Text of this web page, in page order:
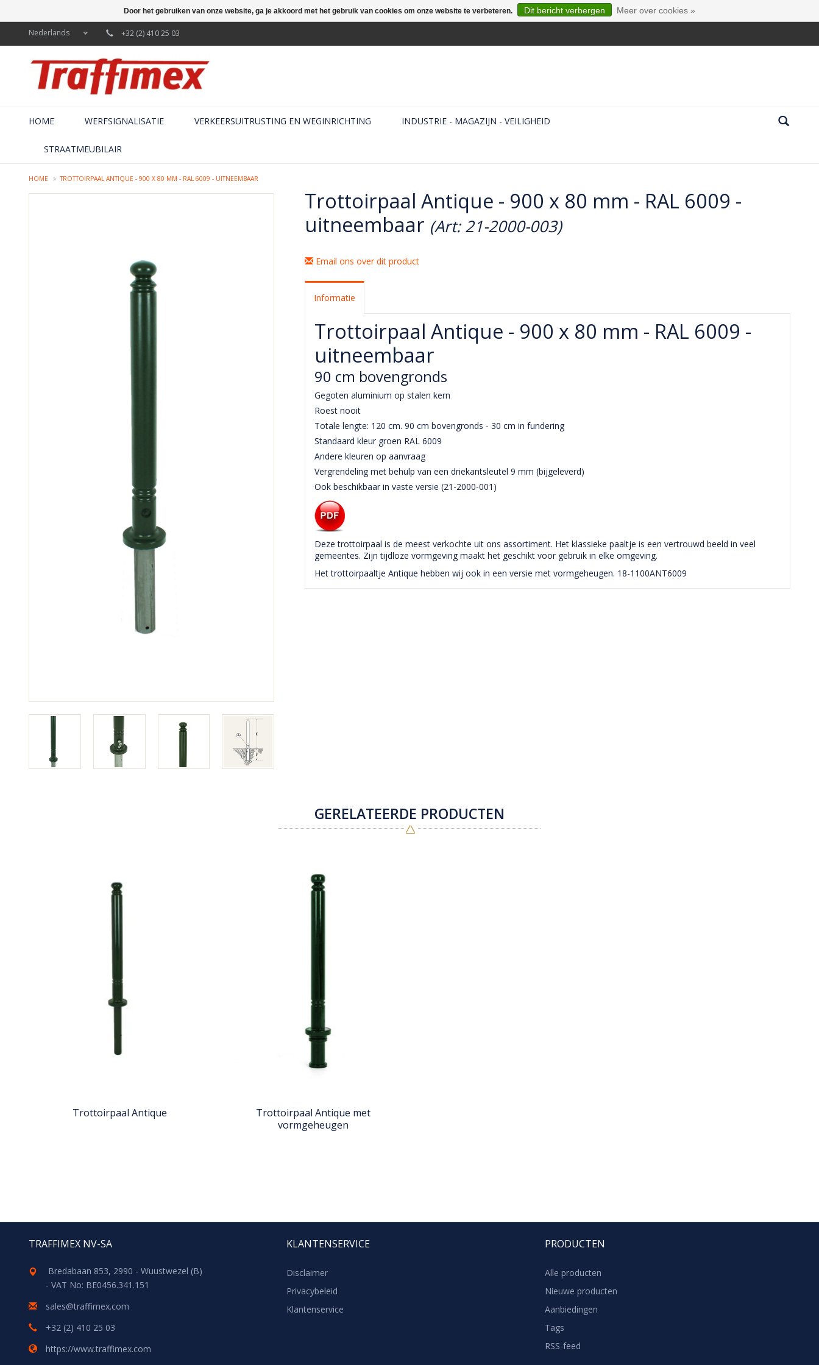
Nederlands +32 (2) 410 25 03
HOME WERFSIGNALISATIE VERKEERSUITRUSTING EN WEGINRICHTING INDUSTRIE - MAGAZIJN - VEILIGHEID
STRAATMEUBILAIR
HOME TROTTOIRPAAL ANTIQUE - 900 X 80 MM - RAL 6009 - UITNEEMBAAR
Trottoirpaal Antique - 900 x 80 mm - RAL 6009 -
uitneembaar (Art: 21-2000-003)
Email ons over dit product
Informatie
Trottoirpaal Antique - 900 x 80 mm - RAL 6009 -
uitneembaar
90 cm bovengronds
Gegoten aluminium op stalen kern
Roest nooit
Totale lengte: 120 cm. 90 cm bovengronds - 30 cm in fundering
Standaard kleur groen RAL 6009
Andere kleuren op aanvraag
Vergrendeling met behulp van een driekantsleutel 9 mm (bijgeleverd)
Ook beschikbaar in vaste versie (21-2000-001)
Deze trottoirpaal is de meest verkochte uit ons assortiment. Het klassieke paaltje is een vertrouwd beeld in veel
gemeentes. Zijn tijdloze vormgeving maakt het geschikt voor gebruik in elke omgeving.
Het trottoirpaaltje Antique hebben wij ook in een versie met vormgeheugen. 18-1100ANT6009
GERELATEERDE PRODUCTEN
Trottoirpaal Antique
Trottoirpaal Antique met
vormgeheugen
TRAFFIMEX NV-SA
Bredabaan 853, 2990 - Wuustwezel (B)
- VAT No: BE0456.341.151
sales@traffimex.com
+32 (2) 410 25 03
https://www.traffimex.com
KLANTENSERVICE
Disclaimer
Privacybeleid
Klantenservice
PRODUCTEN
Alle producten
Nieuwe producten
Aanbiedingen
Tags
RSS-feed
Door het gebruiken van onze website, ga je akkoord met het gebruik van cookies om onze website te verbeteren. Dit bericht verbergen Meer over cookies »